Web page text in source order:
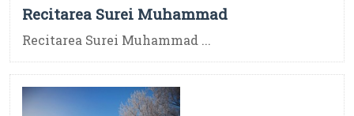
Recitarea Surei Muhammad
Recitarea Surei Muhammad ...